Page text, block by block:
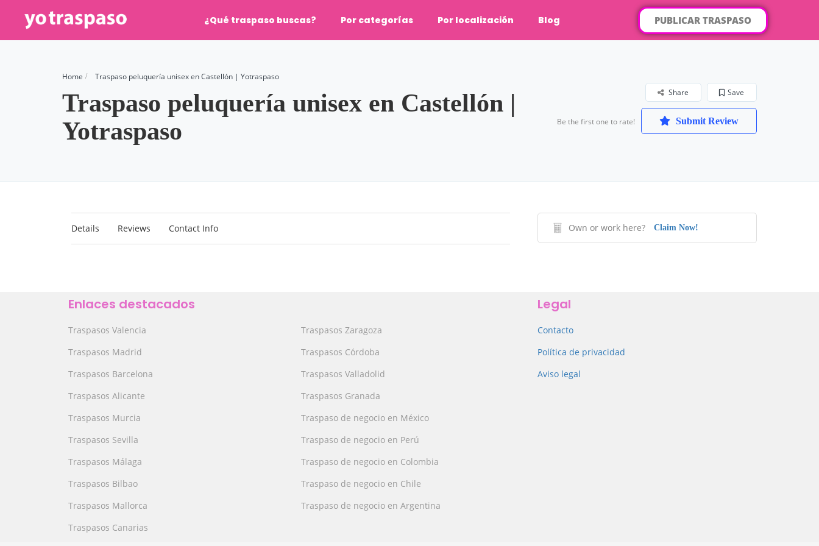
¿Qué traspaso buscas? Por categorías Por localización Blog PUBLICAR TRASPASO
Home Traspaso peluquería unisex en Castellón | Yotraspaso
Traspaso peluquería unisex en Castellón |
Yotraspaso
Save
Share
Be the first one to rate! Submit Review
Details Reviews Contact Info Own or work here? Claim Now!
Enlaces destacados
Traspasos Valencia
Traspasos Madrid
Traspasos Barcelona
Traspasos Alicante
Traspasos Murcia
Traspasos Sevilla
Traspasos Málaga
Traspasos Bilbao
Traspasos Mallorca
Traspasos Canarias
Traspasos Zaragoza
Traspasos Córdoba
Traspasos Valladolid
Traspasos Granada
Traspaso de negocio en México
Traspaso de negocio en Perú
Traspaso de negocio en Colombia
Traspaso de negocio en Chile
Traspaso de negocio en Argentina
Legal
Contacto
Política de privacidad
Aviso legal